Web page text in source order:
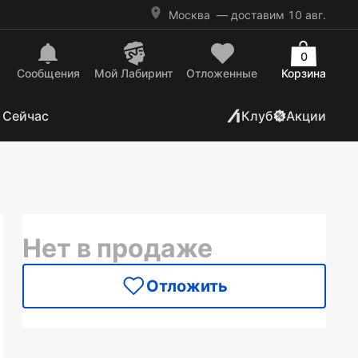
Москва — доставим 10 авг.
Сообщения Mой Лабиринт Отложенные Корзина
0
Клуб Акции
Нет в продаже
Отложить